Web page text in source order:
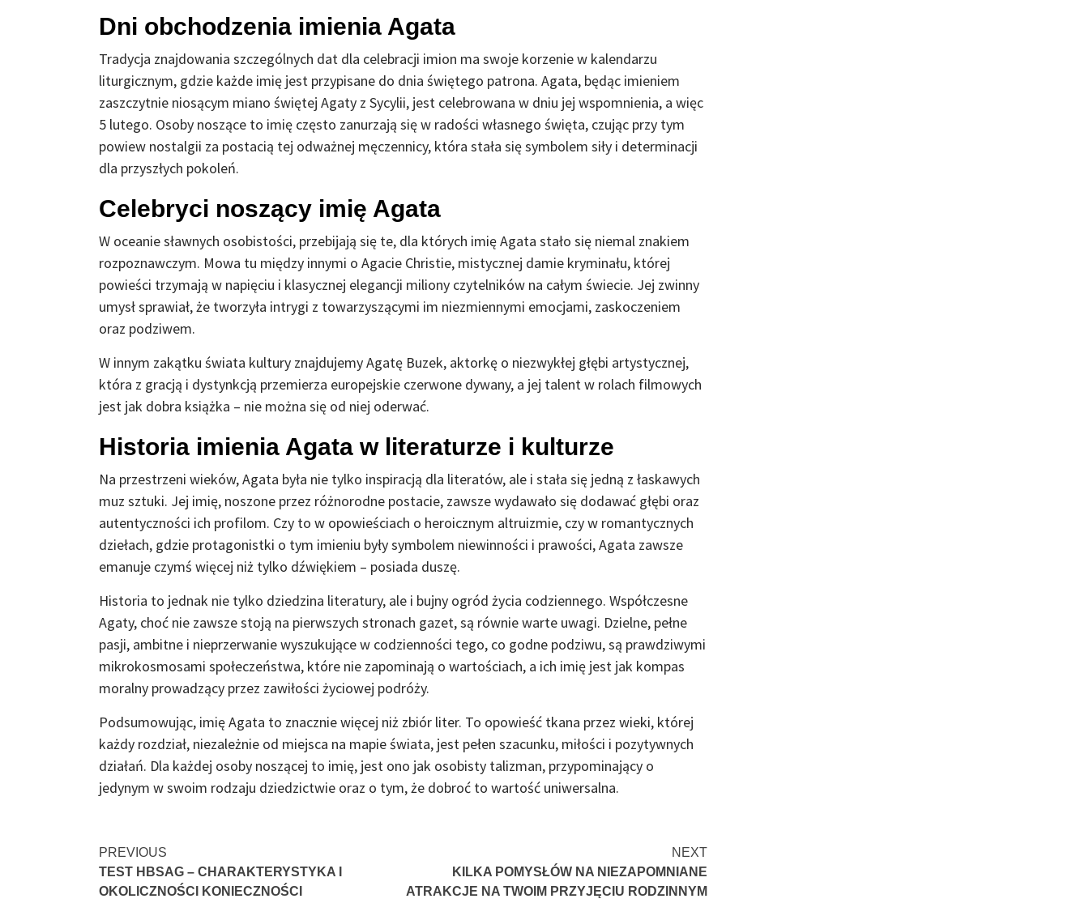
Dni obchodzenia imienia Agata
Tradycja znajdowania szczególnych dat dla celebracji imion ma swoje korzenie w kalendarzu
liturgicznym, gdzie każde imię jest przypisane do dnia świętego patrona. Agata, będąc imieniem
zaszczytnie niosącym miano świętej Agaty z Sycylii, jest celebrowana w dniu jej wspomnienia, a więc
5 lutego. Osoby noszące to imię często zanurzają się w radości własnego święta, czując przy tym
powiew nostalgii za postacią tej odważnej męczennicy, która stała się symbolem siły i determinacji
dla przyszłych pokoleń.
Celebryci noszący imię Agata
W oceanie sławnych osobistości, przebijają się te, dla których imię Agata stało się niemal znakiem
rozpoznawczym. Mowa tu między innymi o Agacie Christie, mistycznej damie kryminału, której
powieści trzymają w napięciu i klasycznej elegancji miliony czytelników na całym świecie. Jej zwinny
umysł sprawiał, że tworzyła intrygi z towarzyszącymi im niezmiennymi emocjami, zaskoczeniem
oraz podziwem.
W innym zakątku świata kultury znajdujemy Agatę Buzek, aktorkę o niezwykłej głębi artystycznej,
która z gracją i dystynkcją przemierza europejskie czerwone dywany, a jej talent w rolach filmowych
jest jak dobra książka – nie można się od niej oderwać.
Historia imienia Agata w literaturze i kulturze
Na przestrzeni wieków, Agata była nie tylko inspiracją dla literatów, ale i stała się jedną z łaskawych
muz sztuki. Jej imię, noszone przez różnorodne postacie, zawsze wydawało się dodawać głębi oraz
autentyczności ich profilom. Czy to w opowieściach o heroicznym altruizmie, czy w romantycznych
dziełach, gdzie protagonistki o tym imieniu były symbolem niewinności i prawości, Agata zawsze
emanuje czymś więcej niż tylko dźwiękiem – posiada duszę.
Historia to jednak nie tylko dziedzina literatury, ale i bujny ogród życia codziennego. Współczesne
Agaty, choć nie zawsze stoją na pierwszych stronach gazet, są równie warte uwagi. Dzielne, pełne
pasji, ambitne i nieprzerwanie wyszukujące w codzienności tego, co godne podziwu, są prawdziwymi
mikrokosmosami społeczeństwa, które nie zapominają o wartościach, a ich imię jest jak kompas
moralny prowadzący przez zawiłości życiowej podróży.
Podsumowując, imię Agata to znacznie więcej niż zbiór liter. To opowieść tkana przez wieki, której
każdy rozdział, niezależnie od miejsca na mapie świata, jest pełen szacunku, miłości i pozytywnych
działań. Dla każdej osoby noszącej to imię, jest ono jak osobisty talizman, przypominający o
jedynym w swoim rodzaju dziedzictwie oraz o tym, że dobroć to wartość uniwersalna.
Continue
Reading
PREVIOUS
TEST HBSAG – CHARAKTERYSTYKA I
OKOLICZNOŚCI KONIECZNOŚCI
NEXT
KILKA POMYSŁÓW NA NIEZAPOMNIANE
ATRAKCJE NA TWOIM PRZYJĘCIU RODZINNYM